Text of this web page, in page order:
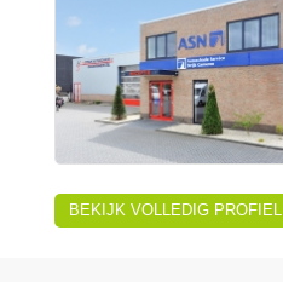
BEKIJK VOLLEDIG PROFIEL